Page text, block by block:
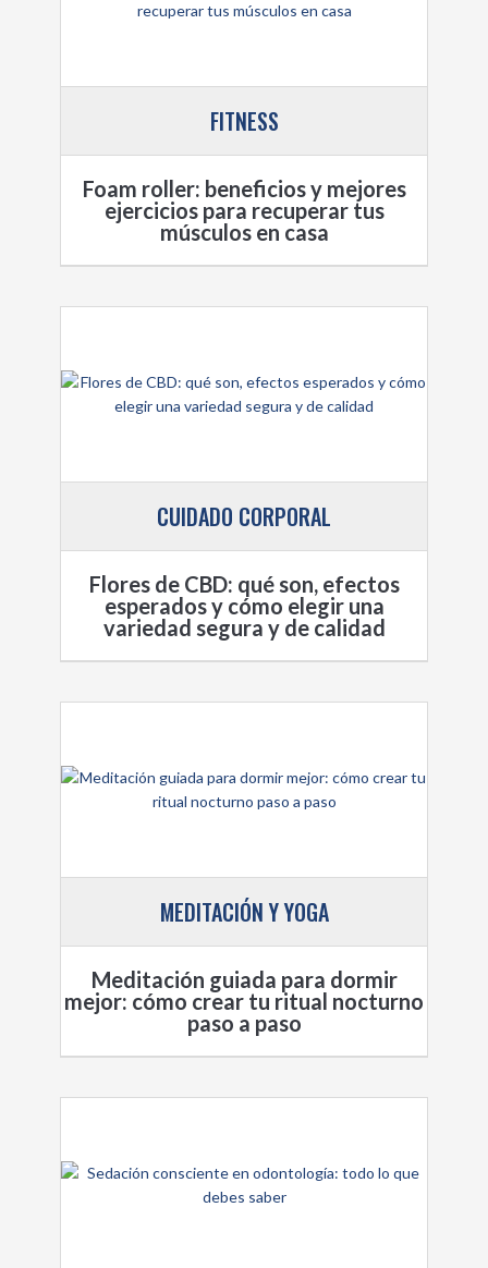
FITNESS
Foam roller: beneficios y mejores
ejercicios para recuperar tus
músculos en casa
CUIDADO CORPORAL
Flores de CBD: qué son, efectos
esperados y cómo elegir una
variedad segura y de calidad
MEDITACIÓN Y YOGA
Meditación guiada para dormir
mejor: cómo crear tu ritual nocturno
paso a paso